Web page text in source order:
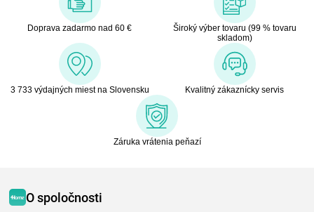
Doprava zadarmo nad 60 €
Široký výber tovaru (99 % tovaru
skladom)
3 733 výdajných miest na Slovensku Kvalitný zákaznícky servis
Záruka vrátenia peňazí
O spoločnosti